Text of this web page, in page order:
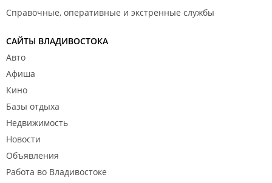
Справочные, оперативные и экстренные службы
САЙТЫ ВЛАДИВОСТОКА
Авто
Афиша
Кино
Базы отдыха
Недвижимость
Новости
Объявления
Работа во Владивостоке